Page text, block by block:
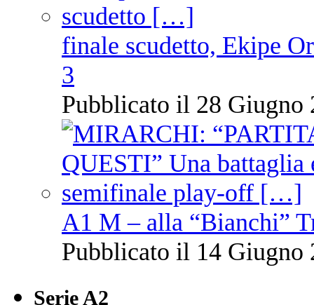
finale scudetto, Ekipe
3
Pubblicato il 28 Giugno
A1 M – alla “Bianchi”
Pubblicato il 14 Giugno
Serie A2